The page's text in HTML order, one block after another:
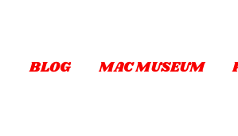
BLOG MAC MUSEUM